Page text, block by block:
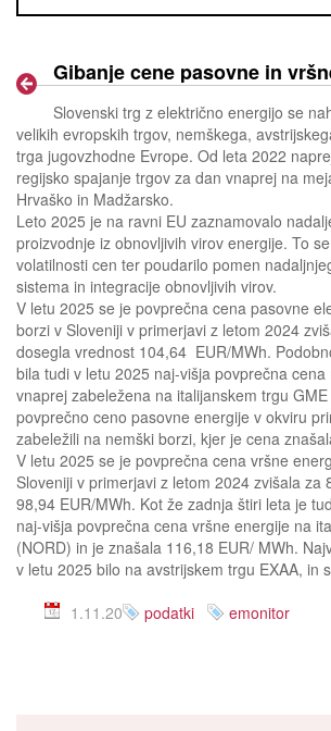
Slovenski trg z električno energijo se
velikih evropskih trgov, nemškega,
trga jugovzhodne Evrope. Od leta 2022
regijsko spajanje trgov za dan vnaprej na
Hrvaško in Madžarsko.
Leto 2025 je na ravni EU zaznamovalo
proizvodnje iz obnovljivih virov energije. To
volatilnosti cen ter poudarilo pomen
sistema in integracije obnovljivih virov.
V letu 2025 se je povprečna cena pasovne
borzi v Sloveniji v primerjavi z letom 2024
dosegla vrednost 104,64 EUR/MWh.
bila tudi v letu 2025 naj-višja povprečna
vnaprej zabeležena na italijanskem trgu
povprečno ceno pasovne energije v okviru
zabeležili na nemški borzi, kjer je cena
V letu 2025 se je povprečna cena vršne
Sloveniji v primerjavi z letom 2024 zvišala za
98,94 EUR/MWh. Kot že zadnja štiri leta je
naj-višja povprečna cena vršne energije na
(NORD) in je znašala 116,18 EUR/ MWh.
v letu 2025 bilo na avstrijskem trgu EXAA, in
1.11.20
podatki emonitor